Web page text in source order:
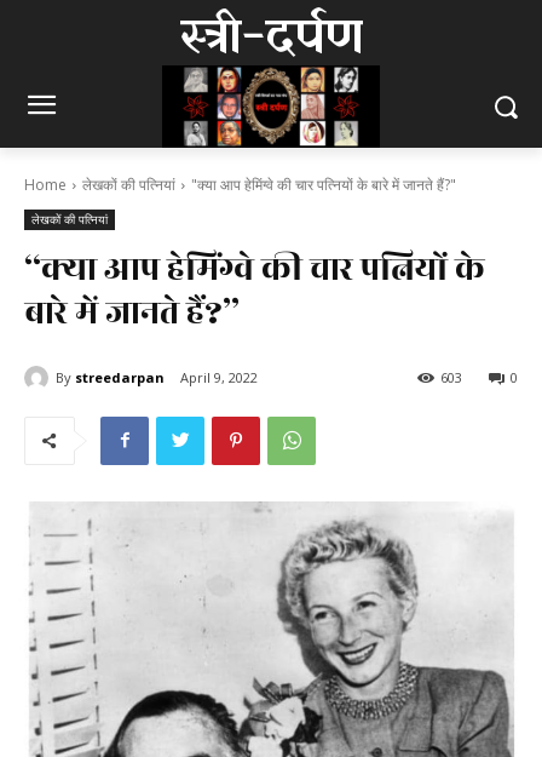
स्त्री-दर्पण
Home लेखकों की पत्नियां "क्या आप हेमिंग्वे की चार पत्नियों के बारे में जानते हैं?"
लेखकों की पत्नियां
“क्या आप हेमिंग्वे की चार पत्नियों के
बारे में जानते हैं?”
By streedarpan April 9, 2022 0
603